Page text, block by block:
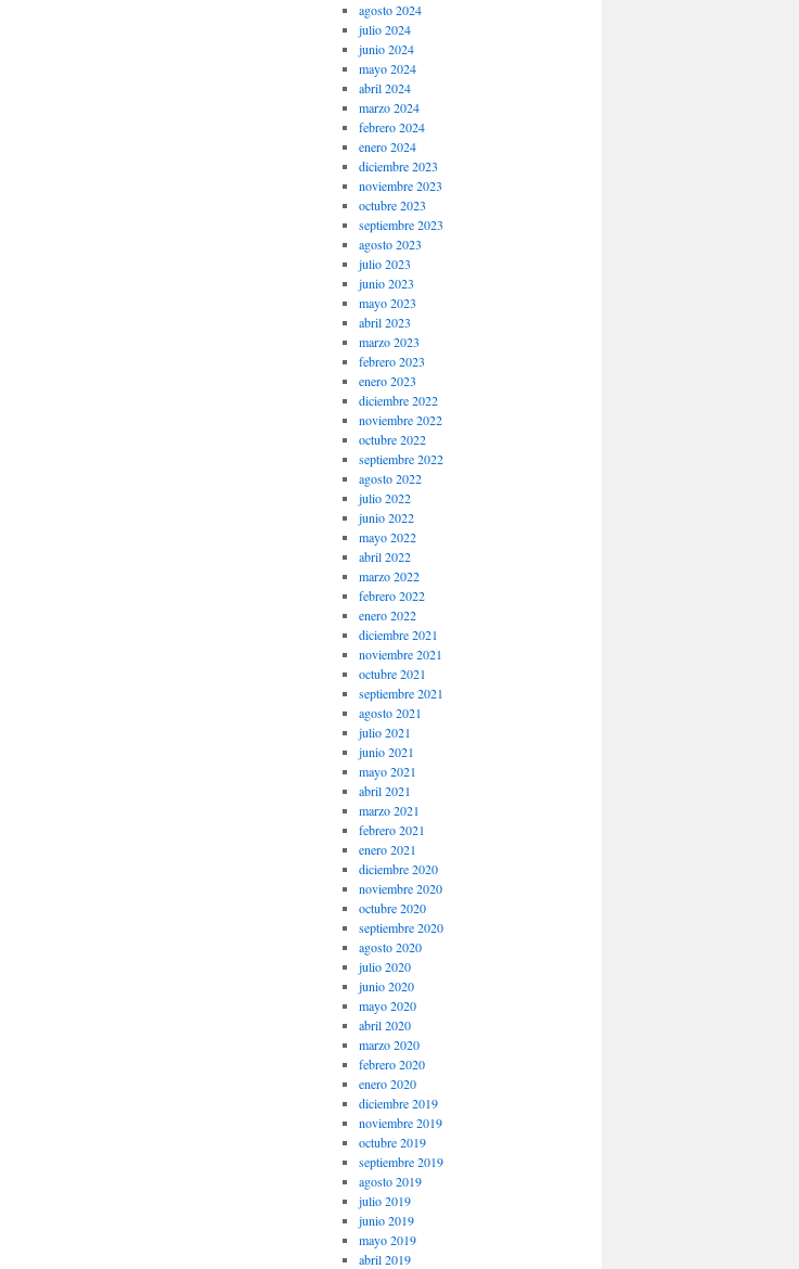
agosto 2024
julio 2024
junio 2024
mayo 2024
abril 2024
marzo 2024
febrero 2024
enero 2024
diciembre 2023
noviembre 2023
octubre 2023
septiembre 2023
agosto 2023
julio 2023
junio 2023
mayo 2023
abril 2023
marzo 2023
febrero 2023
enero 2023
diciembre 2022
noviembre 2022
octubre 2022
septiembre 2022
agosto 2022
julio 2022
junio 2022
mayo 2022
abril 2022
marzo 2022
febrero 2022
enero 2022
diciembre 2021
noviembre 2021
octubre 2021
septiembre 2021
agosto 2021
julio 2021
junio 2021
mayo 2021
abril 2021
marzo 2021
febrero 2021
enero 2021
diciembre 2020
noviembre 2020
octubre 2020
septiembre 2020
agosto 2020
julio 2020
junio 2020
mayo 2020
abril 2020
marzo 2020
febrero 2020
enero 2020
diciembre 2019
noviembre 2019
octubre 2019
septiembre 2019
agosto 2019
julio 2019
junio 2019
mayo 2019
abril 2019